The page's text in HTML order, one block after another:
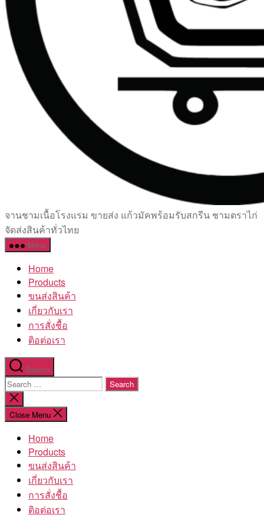
เซรามิค
ครบ
ครัน
โรงงาน
จานชามเนื้อโรงแรม ขายส่ง แก้วมัคพร้อมรับสกรีน ชามตราไก่
จัดส่งสินค้าทั่วไทย
Menu
Home
Products
ขนส่งสินค้า
เกี่ยวกับเรา
การสั่งชื้อ
ติอต่อเรา
Search
Search
for:
Close
search
Close Menu
Home
Products
ขนส่งสินค้า
เกี่ยวกับเรา
การสั่งชื้อ
ติอต่อเรา